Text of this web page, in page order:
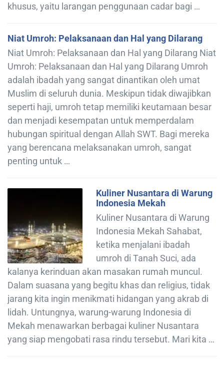
khusus, yaitu larangan penggunaan cadar bagi …
Niat Umroh: Pelaksanaan dan Hal yang Dilarang
Niat Umroh: Pelaksanaan dan Hal yang Dilarang Niat
Umroh: Pelaksanaan dan Hal yang Dilarang Umroh
adalah ibadah yang sangat dinantikan oleh umat
Muslim di seluruh dunia. Meskipun tidak diwajibkan
seperti haji, umroh tetap memiliki keutamaan besar
dan menjadi kesempatan untuk memperdalam
hubungan spiritual dengan Allah SWT. Bagi mereka
yang berencana melaksanakan umroh, sangat
penting untuk …
Kuliner Nusantara di Warung
Indonesia Mekah
Kuliner Nusantara di Warung
Indonesia Mekah Sahabat,
ketika menjalani ibadah
umroh di Tanah Suci, ada
kalanya kerinduan akan masakan rumah muncul.
Dalam suasana yang begitu khas dan religius, tidak
jarang kita ingin menikmati hidangan yang akrab di
lidah. Untungnya, warung-warung Indonesia di
Mekah menawarkan berbagai kuliner Nusantara
yang siap mengobati rasa rindu tersebut. Mari kita …